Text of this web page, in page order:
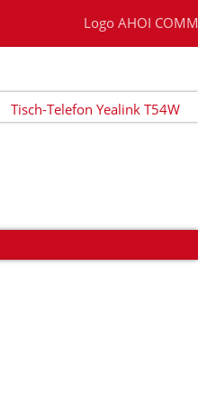
Tisch-Telefon Yealink T54W